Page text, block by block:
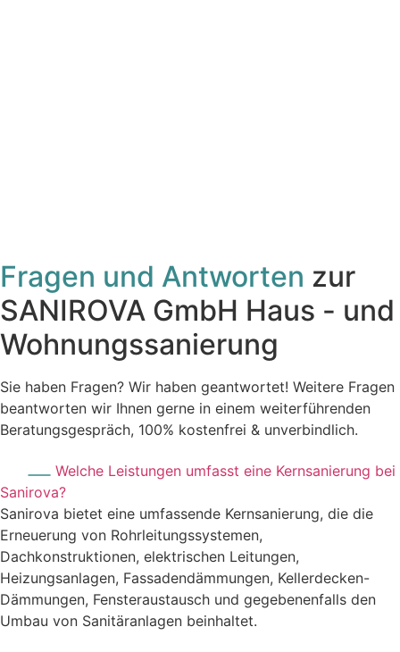
Fragen und Antworten zur
SANIROVA GmbH Haus - und
Wohnungssanierung
Sie haben Fragen? Wir haben geantwortet! Weitere Fragen
beantworten wir Ihnen gerne in einem weiterführenden
Beratungsgespräch, 100% kostenfrei & unverbindlich.
Welche Leistungen umfasst eine Kernsanierung bei
Sanirova?
Sanirova bietet eine umfassende Kernsanierung, die die
Erneuerung von Rohrleitungssystemen,
Dachkonstruktionen, elektrischen Leitungen,
Heizungsanlagen, Fassadendämmungen, Kellerdecken-
Dämmungen, Fensteraustausch und gegebenenfalls den
Umbau von Sanitäranlagen beinhaltet.